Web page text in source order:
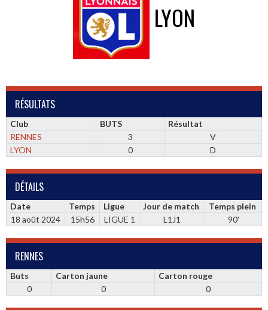
LYON
RÉSULTATS
Club BUTS
Résultat
RENNES
3
V
LYON
0 D
DÉTAILS
Date Temps Ligue Jour de match
Temps plein
18 août 2024
15h56 LIGUE 1 L1J1 90'
RENNES
Buts Carton jaune
Carton rouge
0
0 0